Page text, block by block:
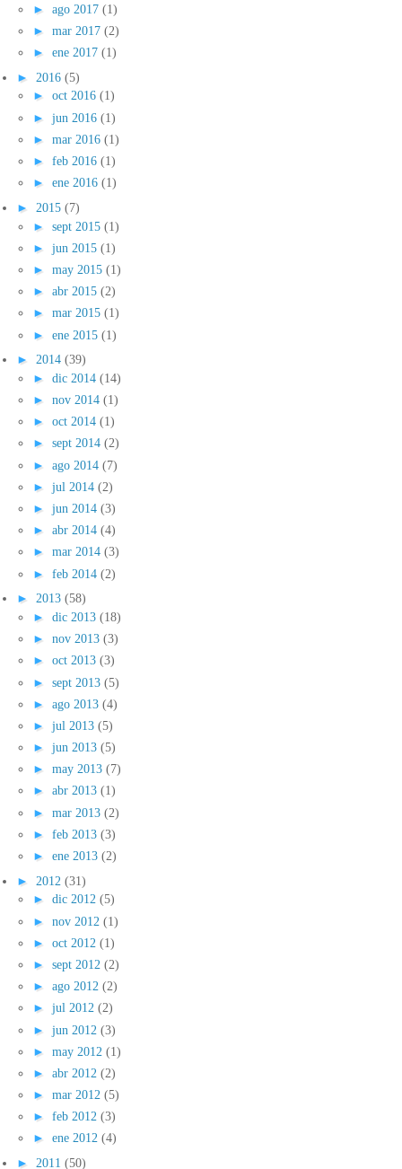
► ago 2017 (1)
► mar 2017 (2)
► ene 2017 (1)
► 2016 (5)
► oct 2016 (1)
► jun 2016 (1)
► mar 2016 (1)
► feb 2016 (1)
► ene 2016 (1)
► 2015 (7)
► sept 2015 (1)
► jun 2015 (1)
► may 2015 (1)
► abr 2015 (2)
► mar 2015 (1)
► ene 2015 (1)
► 2014 (39)
► dic 2014 (14)
► nov 2014 (1)
► oct 2014 (1)
► sept 2014 (2)
► ago 2014 (7)
► jul 2014 (2)
► jun 2014 (3)
► abr 2014 (4)
► mar 2014 (3)
► feb 2014 (2)
► 2013 (58)
► dic 2013 (18)
► nov 2013 (3)
► oct 2013 (3)
► sept 2013 (5)
► ago 2013 (4)
► jul 2013 (5)
► jun 2013 (5)
► may 2013 (7)
► abr 2013 (1)
► mar 2013 (2)
► feb 2013 (3)
► ene 2013 (2)
► 2012 (31)
► dic 2012 (5)
► nov 2012 (1)
► oct 2012 (1)
► sept 2012 (2)
► ago 2012 (2)
► jul 2012 (2)
► jun 2012 (3)
► may 2012 (1)
► abr 2012 (2)
► mar 2012 (5)
► feb 2012 (3)
► ene 2012 (4)
► 2011 (50)